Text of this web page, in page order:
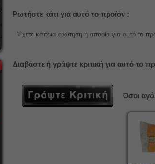
Ρωτήστε κάτι για αυτό το προϊόν :
Έχετε κάποια ερώτηση ή απορία για αυτό το
Διαβάστε ή γράψτε κριτική για αυτό το
Όσοι